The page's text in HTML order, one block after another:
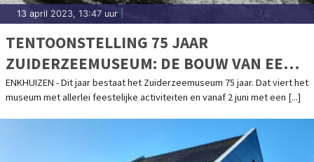
13 april 2023, 13:47 uur
TENTOONSTELLING 75 JAAR
ZUIDERZEEMUSEUM: DE BOUW VAN EEN
BUITENGEWOON BIJZONDER
MUSEUMDORP
ENKHUIZEN - Dit jaar bestaat het Zuiderzeemuseum 75 jaar. Dat viert het
museum met allerlei feestelijke activiteiten en vanaf 2 juni met een [...]